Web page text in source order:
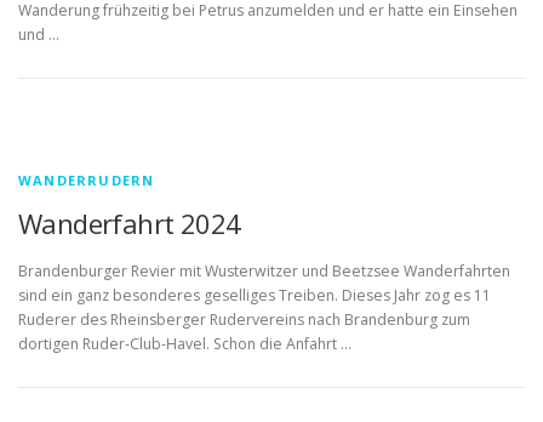
Wanderung frühzeitig bei Petrus anzumelden und er hatte ein Einsehen
und …
WANDERRUDERN
Wanderfahrt 2024
Brandenburger Revier mit Wusterwitzer und Beetzsee Wanderfahrten
sind ein ganz besonderes geselliges Treiben. Dieses Jahr zog es 11
Ruderer des Rheinsberger Rudervereins nach Brandenburg zum
dortigen Ruder-Club-Havel. Schon die Anfahrt …